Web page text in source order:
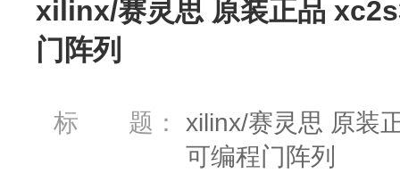
xilinx/赛灵思 原装正品
门阵列
标 题：
xilinx/赛灵思 原装
可编程门阵列